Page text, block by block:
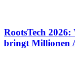
RootsTech
bringt Millionen